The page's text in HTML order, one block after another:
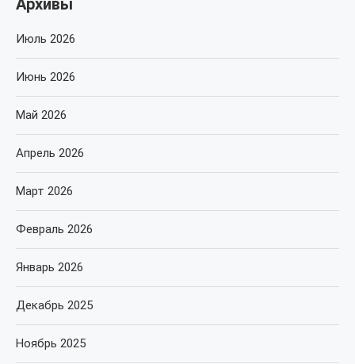
Архивы
Июль 2026
Июнь 2026
Май 2026
Апрель 2026
Март 2026
Февраль 2026
Январь 2026
Декабрь 2025
Ноябрь 2025